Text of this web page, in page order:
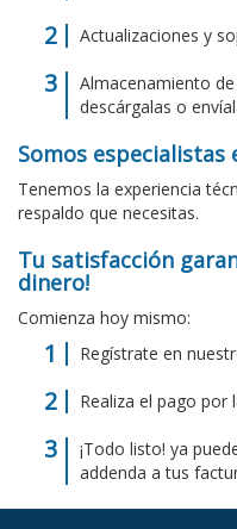
Actualizaciones y
Almacenamiento
descárgalas o
Somos especialistas
Tenemos la experiencia
respaldo que necesitas.
Tu satisfacción
dinero!
Comienza hoy mismo:
Regístrate en
Realiza el pago por
¡Todo listo! ya
addenda a tus